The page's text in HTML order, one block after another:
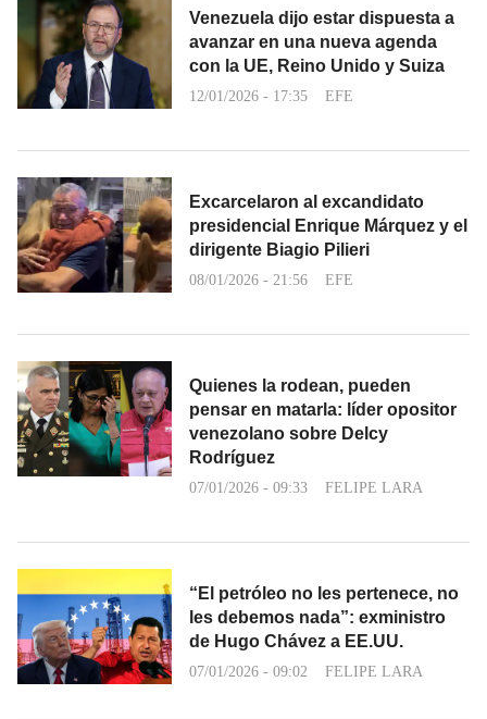
Venezuela dijo estar dispuesta a
avanzar en una nueva agenda
con la UE, Reino Unido y Suiza
12/01/2026 - 17:35 EFE
Excarcelaron al excandidato
presidencial Enrique Márquez y el
dirigente Biagio Pilieri
08/01/2026 - 21:56 EFE
Quienes la rodean, pueden
pensar en matarla: líder opositor
venezolano sobre Delcy
Rodríguez
07/01/2026 - 09:33 FELIPE LARA
“El petróleo no les pertenece, no
les debemos nada”: exministro
de Hugo Chávez a EE.UU.
07/01/2026 - 09:02 FELIPE LARA